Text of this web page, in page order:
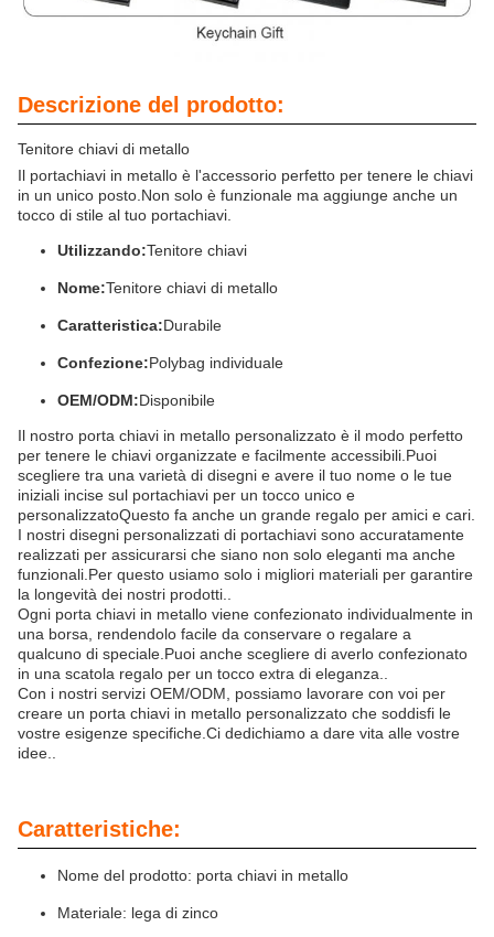
Descrizione del prodotto:
Tenitore chiavi di metallo
Il portachiavi in metallo è l'accessorio perfetto per tenere le chiavi
in un unico posto.Non solo è funzionale ma aggiunge anche un
tocco di stile al tuo portachiavi.
Utilizzando:Tenitore chiavi
Nome:Tenitore chiavi di metallo
Caratteristica:Durabile
Confezione:Polybag individuale
OEM/ODM:Disponibile
Il nostro porta chiavi in metallo personalizzato è il modo perfetto
per tenere le chiavi organizzate e facilmente accessibili.Puoi
scegliere tra una varietà di disegni e avere il tuo nome o le tue
iniziali incise sul portachiavi per un tocco unico e
personalizzatoQuesto fa anche un grande regalo per amici e cari.
I nostri disegni personalizzati di portachiavi sono accuratamente
realizzati per assicurarsi che siano non solo eleganti ma anche
funzionali.Per questo usiamo solo i migliori materiali per garantire
la longevità dei nostri prodotti..
Ogni porta chiavi in metallo viene confezionato individualmente in
una borsa, rendendolo facile da conservare o regalare a
qualcuno di speciale.Puoi anche scegliere di averlo confezionato
in una scatola regalo per un tocco extra di eleganza..
Con i nostri servizi OEM/ODM, possiamo lavorare con voi per
creare un porta chiavi in metallo personalizzato che soddisfi le
vostre esigenze specifiche.Ci dedichiamo a dare vita alle vostre
idee..
Caratteristiche:
Nome del prodotto: porta chiavi in metallo
Materiale: lega di zinco